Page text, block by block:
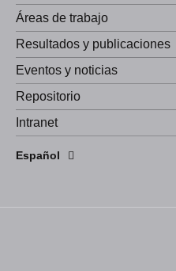
Áreas de trabajo
Resultados y publicaciones
Eventos y noticias
Repositorio
Intranet
Español
English
Português